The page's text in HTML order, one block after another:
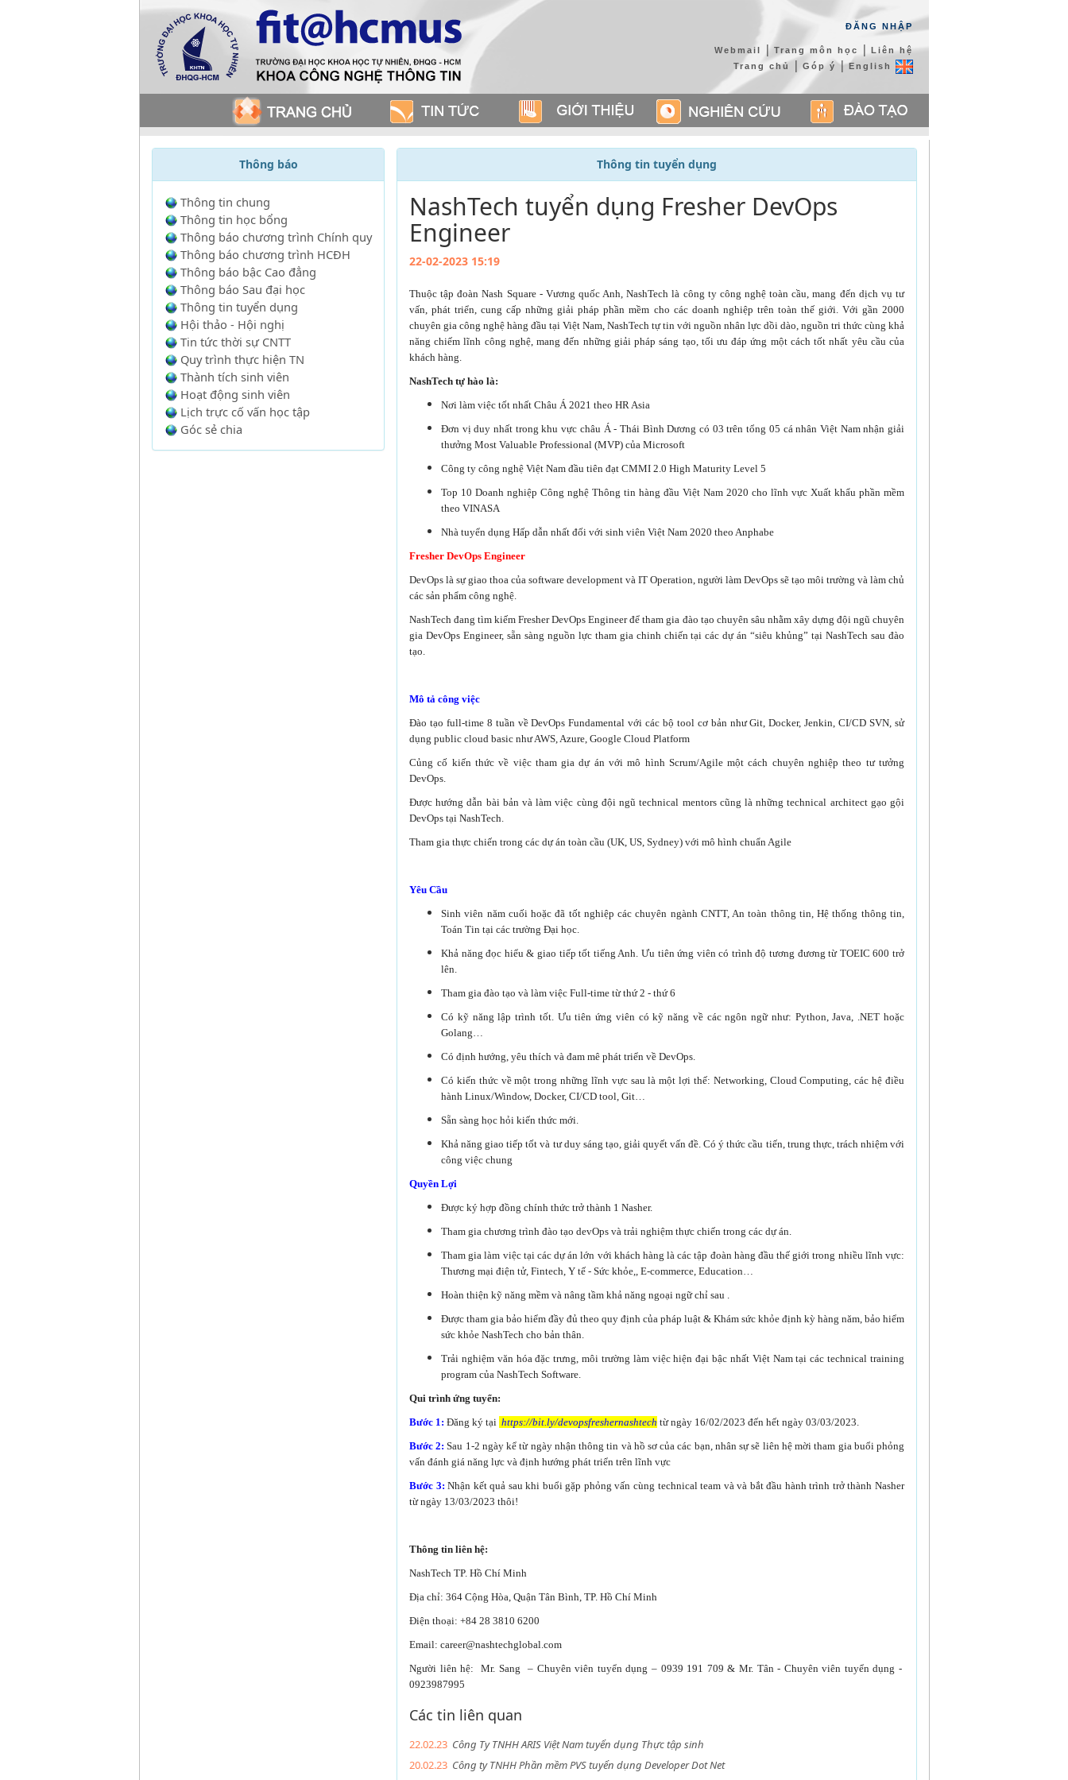
ĐĂNG NHẬP
Webmail | Trang môn học | Liên hệ
Trang chủ | Góp ý|English
Thông báo
Thông tin chung
Thông tin học bổng
Thông báo chương trình Chính quy
Thông báo chương trình HCĐH
Thông báo bậc Cao đẳng
Thông báo Sau đại học
Thông tin tuyển dụng
Hội thảo - Hội nghị
Tin tức thời sự CNTT
Quy trình thực hiện TN
Thành tích sinh viên
Hoạt động sinh viên
Lịch trực cố vấn học tập
Góc sẻ chia
Thông tin tuyển dụng
NashTech tuyển dụng Fresher DevOps
Engineer
22-02-2023 15:19
Thuộc tập đoàn Nash Square - Vương quốc Anh, NashTech là công ty công nghệ toàn cầu, mang đến dịch vụ tư
vấn, phát triển, cung cấp những giải pháp phần mềm cho các doanh nghiệp trên toàn thế giới. Với gần 2000
chuyên gia công nghệ hàng đầu tại Việt Nam, NashTech tự tin với nguồn nhân lực dồi dào, nguồn tri thức cùng khả
năng chiếm lĩnh công nghệ, mang đến những giải pháp sáng tạo, tối ưu đáp ứng một cách tốt nhất yêu cầu của
khách hàng.
NashTech tự hào là:
Nơi làm việc tốt nhất Châu Á 2021 theo HR Asia
Đơn vị duy nhất trong khu vực châu Á - Thái Bình Dương có 03 trên tổng 05 cá nhân Việt Nam nhận giải
thưởng Most Valuable Professional (MVP) của Microsoft
Công ty công nghệ Việt Nam đầu tiên đạt CMMI 2.0 High Maturity Level 5
Top 10 Doanh nghiệp Công nghệ Thông tin hàng đầu Việt Nam 2020 cho lĩnh vực Xuất khẩu phần mềm
theo VINASA
Nhà tuyển dụng Hấp dẫn nhất đối với sinh viên Việt Nam 2020 theo Anphabe
Fresher DevOps Engineer
DevOps là sự giao thoa của software development và IT Operation, người làm DevOps sẽ tạo môi trường và làm chủ
các sản phẩm công nghệ.
NashTech đang tìm kiếm Fresher DevOps Engineer để tham gia đào tạo chuyên sâu nhằm xây dựng đội ngũ chuyên
gia DevOps Engineer, sẵn sàng nguồn lực tham gia chinh chiến tại các dự án “siêu khủng” tại NashTech sau đào
tạo.
Mô tả công việc
Đào tạo full-time 8 tuần về DevOps Fundamental với các bộ tool cơ bản như Git, Docker, Jenkin, CI/CD SVN, sử
dụng public cloud basic như AWS, Azure, Google Cloud Platform
Củng cố kiến thức về việc tham gia dự án với mô hình Scrum/Agile một cách chuyên nghiệp theo tư tưởng
DevOps.
Được hướng dẫn bài bản và làm việc cùng đội ngũ technical mentors cũng là những technical architect gạo gội
DevOps tại NashTech.
Tham gia thực chiến trong các dự án toàn cầu (UK, US, Sydney) với mô hình chuẩn Agile
Yêu Cầu
Sinh viên năm cuối hoặc đã tốt nghiệp các chuyên ngành CNTT, An toàn thông tin, Hệ thống thông tin,
Toán Tin tại các trường Đại học.
Khả năng đọc hiểu & giao tiếp tốt tiếng Anh. Ưu tiên ứng viên có trình độ tương đương từ TOEIC 600 trở
lên.
Tham gia đào tạo và làm việc Full-time từ thứ 2 - thứ 6
Có kỹ năng lập trình tốt. Ưu tiên ứng viên có kỹ năng về các ngôn ngữ như: Python, Java, .NET hoặc
Golang…
Có định hướng, yêu thích và đam mê phát triển về DevOps.
Có kiến thức về một trong những lĩnh vực sau là một lợi thế: Networking, Cloud Computing, các hệ điều
hành Linux/Window, Docker, CI/CD tool, Git…
Sẵn sàng học hỏi kiến thức mới.
Khả năng giao tiếp tốt và tư duy sáng tạo, giải quyết vấn đề. Có ý thức cầu tiến, trung thực, trách nhiệm với
công việc chung
Quyền Lợi
Được ký hợp đồng chính thức trở thành 1 Nasher.
Tham gia chương trình đào tạo devOps và trải nghiệm thực chiến trong các dự án.
Tham gia làm việc tại các dự án lớn với khách hàng là các tập đoàn hàng đầu thế giới trong nhiều lĩnh vực:
Thương mại điện tử, Fintech, Y tế - Sức khỏe,, E-commerce, Education…
Hoàn thiện kỹ năng mềm và nâng tầm khả năng ngoại ngữ chỉ sau .
Được tham gia bảo hiểm đầy đủ theo quy định của pháp luật & Khám sức khỏe định kỳ hàng năm, bảo hiểm
sức khỏe NashTech cho bản thân.
Trải nghiệm văn hóa đặc trưng, môi trường làm việc hiện đại bậc nhất Việt Nam tại các technical training
program của NashTech Software.
Qui trình ứng tuyển:
Bước 1: Đăng ký tại https://bit.ly/devopsfreshernashtech từ ngày 16/02/2023 đến hết ngày 03/03/2023.
Bước 2: Sau 1-2 ngày kể từ ngày nhận thông tin và hồ sơ của các bạn, nhân sự sẽ liên hệ mời tham gia buổi phỏng
vấn đánh giá năng lực và định hướng phát triển trên lĩnh vực
Bước 3: Nhận kết quả sau khi buổi gặp phỏng vấn cùng technical team và và bắt đầu hành trình trở thành Nasher
từ ngày 13/03/2023 thôi!
Thông tin liên hệ:
NashTech TP. Hồ Chí Minh
Địa chỉ: 364 Cộng Hòa, Quận Tân Bình, TP. Hồ Chí Minh
Điện thoại: +84 28 3810 6200
Email: career@nashtechglobal.com
Người liên hệ: Mr. Sang – Chuyên viên tuyển dụng – 0939 191 709 & Mr. Tân - Chuyên viên tuyển dụng -
0923987995
Các tin liên quan
22.02.23 Công Ty TNHH ARIS Việt Nam tuyển dụng Thực tập sinh
20.02.23 Công ty TNHH Phần mềm PVS tuyển dụng Developer Dot Net